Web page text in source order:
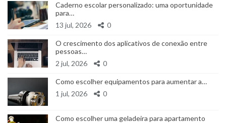
Caderno escolar personalizado: uma oportunidade
para…
13 jul, 2026
0
O crescimento dos aplicativos de conexão entre
pessoas…
2 jul, 2026
0
Como escolher equipamentos para aumentar a…
1 jul, 2026
0
Como escolher uma geladeira para apartamento